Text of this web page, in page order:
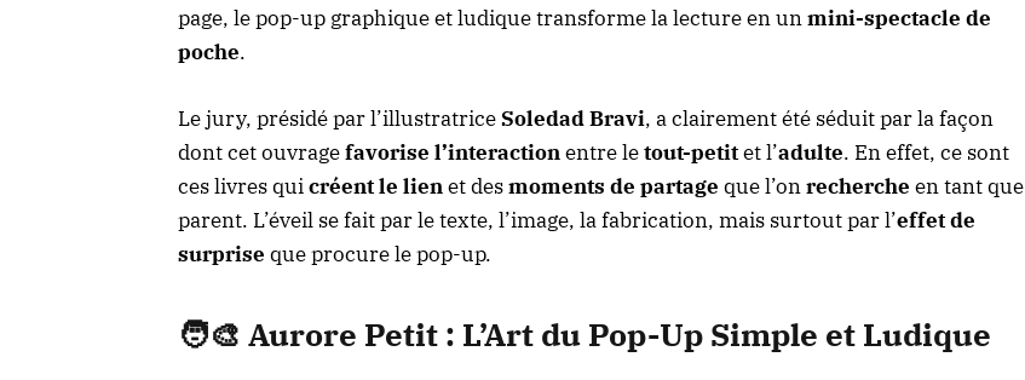
page, le pop-up graphique et ludique transforme la lecture en unmini-spectacle de
poche.
Le jury, présidé par l’illustratriceSoledad Bravi, a clairement été séduit par la façon
dont cet ouvragefavorise l’interactionentre letout-petitet l’adulte. En effet, ce sont
ces livres quicréent le lienet desmoments de partage que l’onrecherche en tant que
parent. L’éveil se fait par le texte, l’image, la fabrication, mais surtout par l’effet de
surprise que procure le pop-up.
🧑‍🎨 Aurore Petit : L’Art du Pop-Up Simple et Ludique